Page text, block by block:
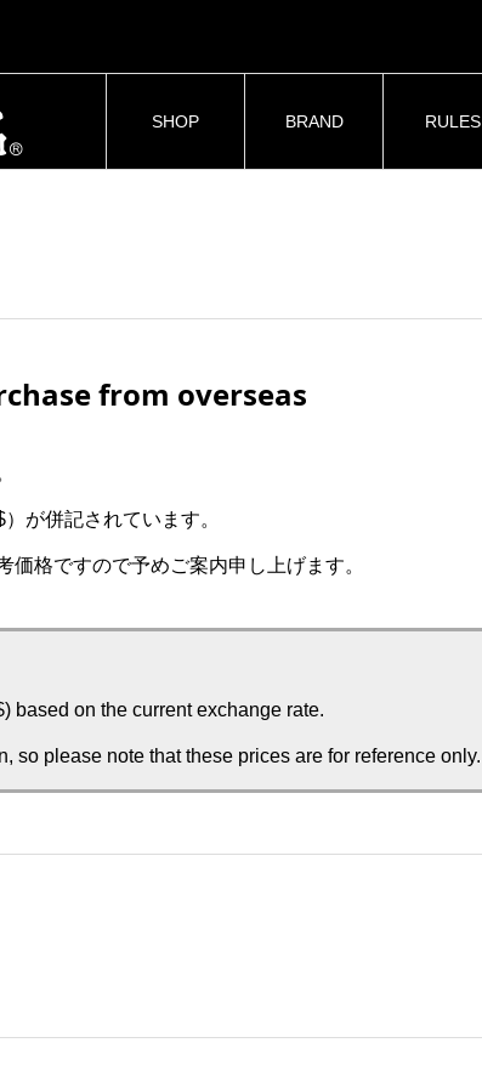
SHOP BRAND RULES
from overseas
が併記されています。
格ですので予めご案内申し上げます。
based on the current exchange rate.
so please note that these prices are for reference only.